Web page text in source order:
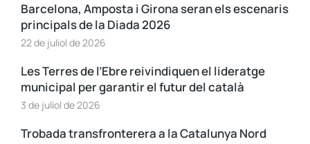
Barcelona, Amposta i Girona seran els escenaris
principals de la Diada 2026
22 de juliol de 2026
Les Terres de l’Ebre reivindiquen el lideratge
municipal per garantir el futur del català
3 de juliol de 2026
Trobada transfronterera a la Catalunya Nord